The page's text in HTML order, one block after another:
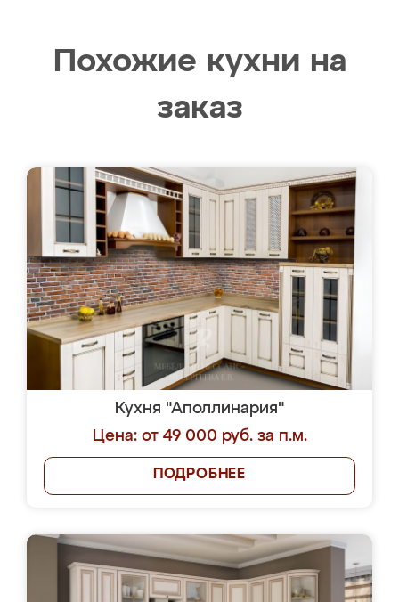
Похожие кухни на
заказ
Кухня "Аполлинария"
Цена: от 49 000 руб. за п.м.
ПОДРОБНЕЕ